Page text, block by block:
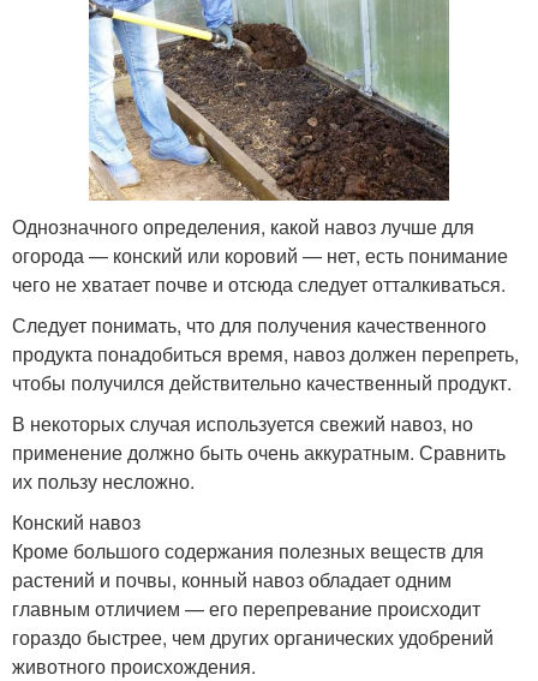
Однозначного определения, какой навоз лучше для
огорода — конский или коровий — нет, есть понимание
чего не хватает почве и отсюда следует отталкиваться.
Следует понимать, что для получения качественного
продукта понадобиться время, навоз должен перепреть,
чтобы получился действительно качественный продукт.
В некоторых случая используется свежий навоз, но
применение должно быть очень аккуратным. Сравнить
их пользу несложно.
Конский навоз
Кроме большого содержания полезных веществ для
растений и почвы, конный навоз обладает одним
главным отличием — его перепревание происходит
гораздо быстрее, чем других органических удобрений
животного происхождения.